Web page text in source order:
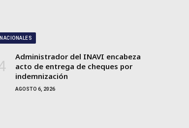
NACIONALES
Administrador del INAVI encabeza
acto de entrega de cheques por
indemnización
AGOSTO 6, 2026